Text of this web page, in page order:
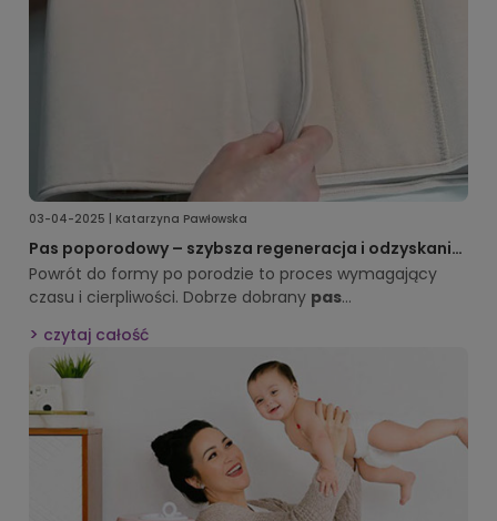
03-04-2025 | Katarzyna Pawłowska
Pas poporodowy – szybsza regeneracja i odzyskanie
pewności siebie po porodzie
Powrót do formy po porodzie to proces wymagający
czasu i cierpliwości. Dobrze dobrany pas
mamy, wspierając ciało w regeneracji i pomagając
odzyskać komfort.
czytaj całość